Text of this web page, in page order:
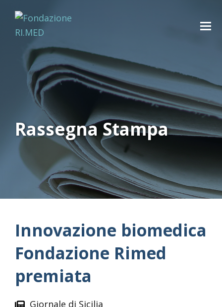
Rassegna Stampa
Innovazione biomedica
Fondazione Rimed
premiata
Giornale di Sicilia